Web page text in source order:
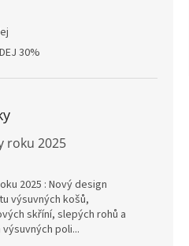
30%
roku 2025
2025 : Nový design
výsuvných košů,
skříní, slepých rohů a
poli...